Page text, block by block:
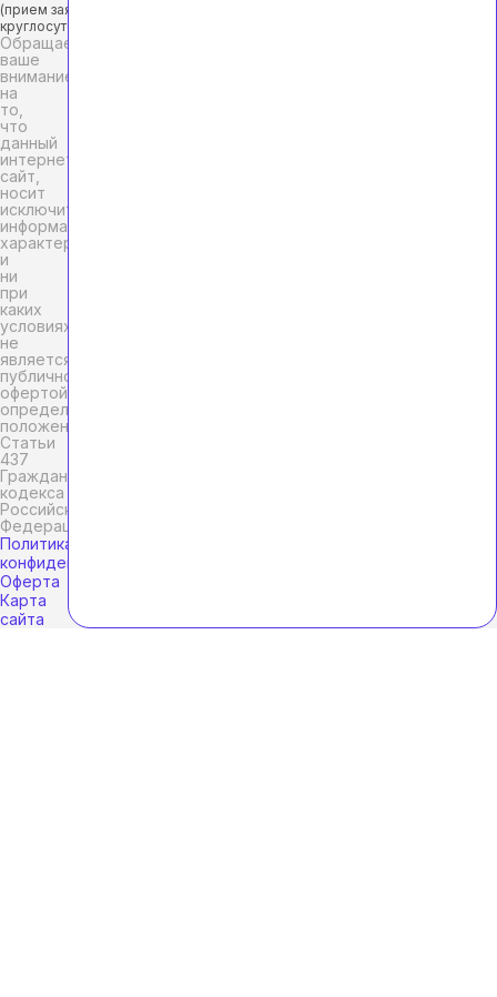
(прием заявок
круглосуточно)
Обращаем
ваше
внимание
на
то,
что
данный
интернет-
сайт,
носит
исключительно
информационный
характер
и
ни
при
каких
условиях
не
является
публичной
офертой,
определяемой
положениями
Статьи
437
Гражданского
кодекса
Российской
Федерации.
Политика
конфиденциальности
Оферта
Карта
сайта